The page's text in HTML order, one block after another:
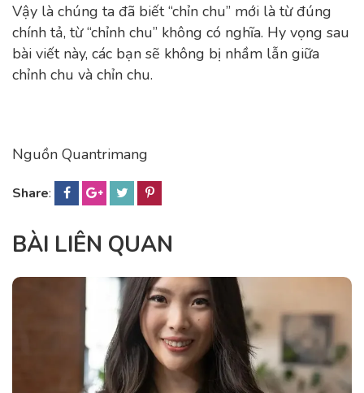
Vậy là chúng ta đã biết “chỉn chu” mới là từ đúng
chính tả, từ “chỉnh chu” không có nghĩa. Hy vọng sau
bài viết này, các bạn sẽ không bị nhầm lẫn giữa
chỉnh chu và chỉn chu.
Nguồn Quantrimang
Share:
BÀI LIÊN QUAN